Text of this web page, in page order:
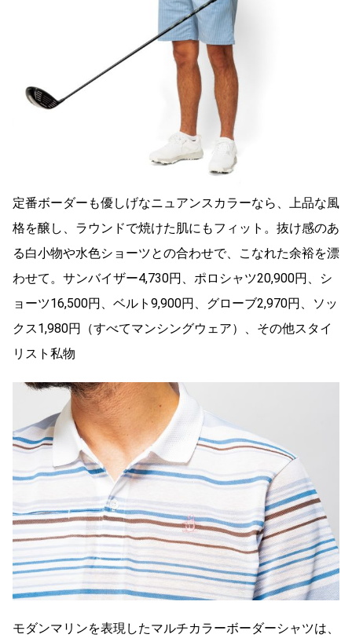
定番ボーダーも優しげなニュアンスカラーなら、上品な風
格を醸し、ラウンドで焼けた肌にもフィット。抜け感のあ
る白小物や水色ショーツとの合わせで、こなれた余裕を漂
わせて。サンバイザー4,730円、ポロシャツ20,900円、シ
ョーツ16,500円、ベルト9,900円、グローブ2,970円、ソッ
クス1,980円（すべてマンシングウェア）、その他スタイ
リスト私物
モダンマリンを表現したマルチカラーボーダーシャツは、